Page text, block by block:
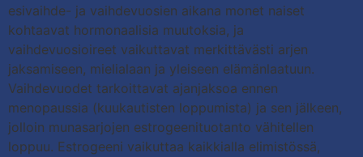
esivaihde- ja vaihdevuosien aikana monet naiset
kohtaavat hormonaalisia muutoksia, ja
vaihdevuosioireet vaikuttavat merkittävästi arjen
jaksamiseen, mielialaan ja yleiseen elämänlaatuun.
Vaihdevuodet tarkoittavat ajanjaksoa ennen
menopaussia (kuukautisten loppumista) ja sen jälkeen,
jolloin munasarjojen estrogeenituotanto vähitellen
loppuu. Estrogeeni vaikuttaa kaikkialla elimistössä,